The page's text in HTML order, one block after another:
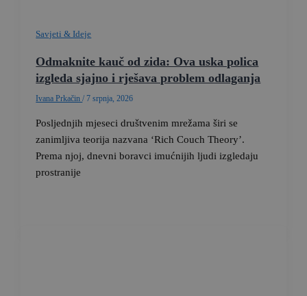
Savjeti & Ideje
Odmaknite kauč od zida: Ova uska polica
izgleda sjajno i rješava problem odlaganja
Ivana Prkačin/7 srpnja, 2026
Posljednjih mjeseci društvenim mrežama širi se
zanimljiva teorija nazvana ‘Rich Couch Theory’.
Prema njoj, dnevni boravci imućnijih ljudi izgledaju
prostranije